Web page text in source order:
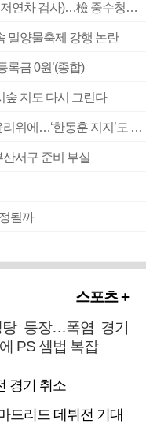
■ 검사 신분 버리고 직급하향(10년 이하 저연차 검사)…檢 중수청행 기피
밀양물축제 강행 논란
록금 0원’(종합)
지도 다시 그린다
■ 국힘 부산시당, ‘정이한 조력’ 시의원 윤리위에…‘한동훈 지지’도 신고접수
서구 준비 부실
될까
스포츠 +
등장…폭염 경기
PS 셈법 복잡
경기 취소
드리드 데뷔전 기대